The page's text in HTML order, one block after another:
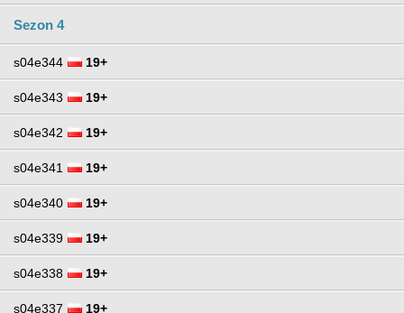
Sezon 4
s04e344 19+
s04e343 19+
s04e342 19+
s04e341 19+
s04e340 19+
s04e339 19+
s04e338 19+
s04e337 19+